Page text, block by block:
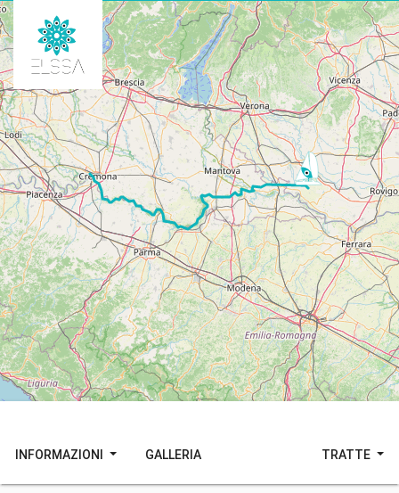
INFORMAZIONI GALLERIA TRATTE